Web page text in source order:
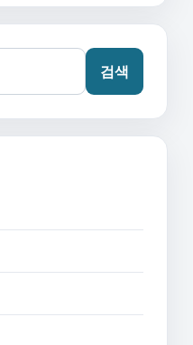
검색